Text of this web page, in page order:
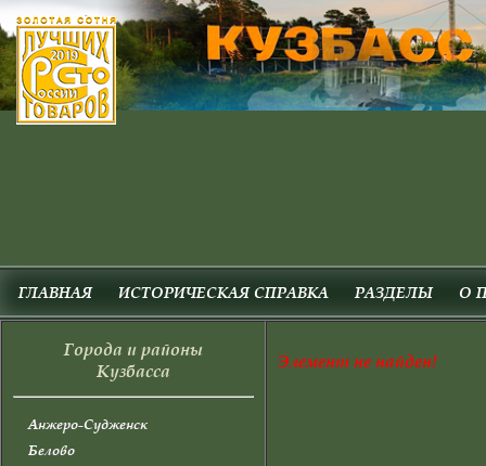
ГЛАВНАЯ ИСТОРИЧЕСКАЯ СПРАВКА РАЗДЕЛЫ О
Города и районы
Кузбасса
Анжеро-Судженск
Белово
Элемент не найден!